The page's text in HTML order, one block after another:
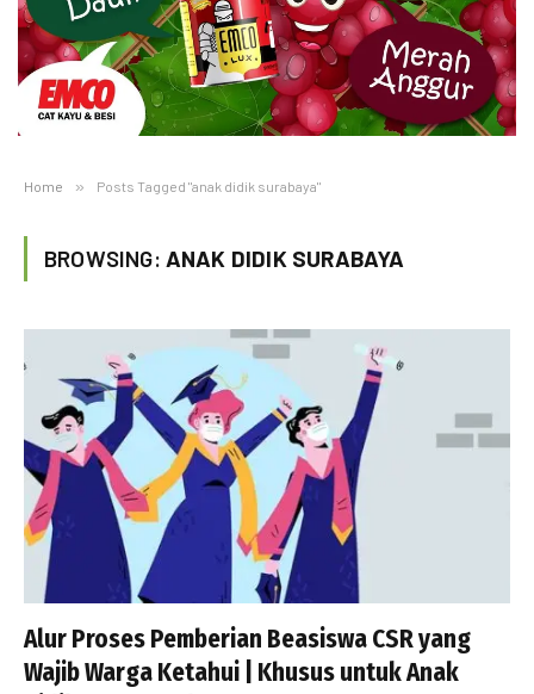
Home » Posts Tagged "anak didik surabaya"
BROWSING: ANAK DIDIK SURABAYA
Alur Proses Pemberian Beasiswa CSR yang
Wajib Warga Ketahui | Khusus untuk Anak